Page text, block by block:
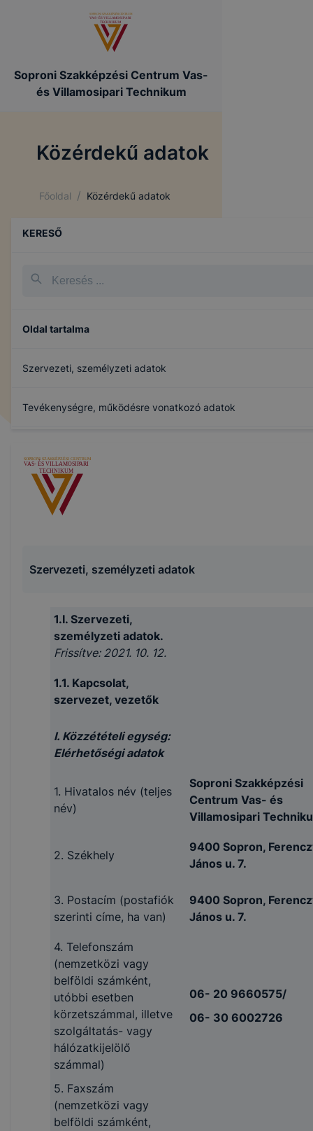
Soproni Szakképzési Centrum Vas-
és Villamosipari Technikum
Közérdekű adatok
Főoldal / Közérdekű adatok
KERESŐ
Oldal tartalma
Szervezeti, személyzeti adatok
Tevékenységre, működésre vonatkozó adatok
Archívum
Szervezeti, személyzeti adatok
1.I. Szervezeti,
személyzeti adatok.
Frissítve: 2021. 10. 12.
1.1. Kapcsolat,
szervezet, vezetők
I. Közzétételi egység:
Elérhetőségi adatok
1. Hivatalos név (teljes
név)
Soproni Szakképzési
Centrum Vas- és
Villamosipari
2. Székhely
9400 Sopron,
János u. 7.
3. Postacím (postafiók
szerinti címe, ha van)
9400 Sopron,
János u. 7.
4. Telefonszám
(nemzetközi vagy
belföldi számként,
utóbbi esetben
körzetszámmal, illetve
szolgáltatás- vagy
hálózatkijelölő
számmal)
06- 20 9660575/
06- 30 6002726
5. Faxszám
(nemzetközi vagy
belföldi számként,